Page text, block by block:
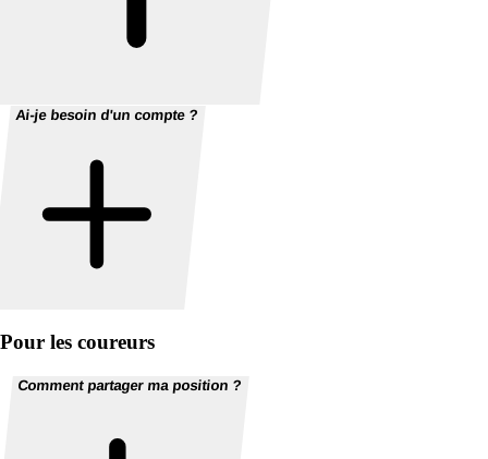
Ai-je besoin d'un compte ?
Pour les coureurs
Comment partager ma position ?